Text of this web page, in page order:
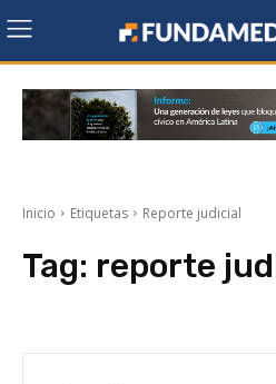
Inicio Etiquetas Reporte judicial
Tag: reporte